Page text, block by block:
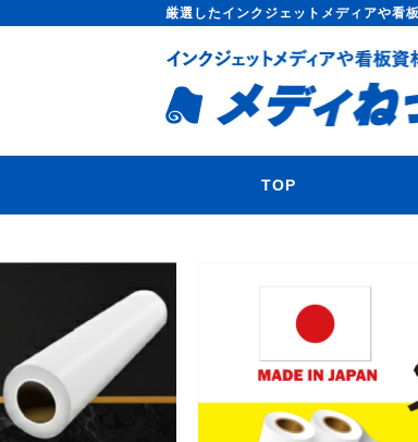
厳選したインクジェットメディアや看
TOP